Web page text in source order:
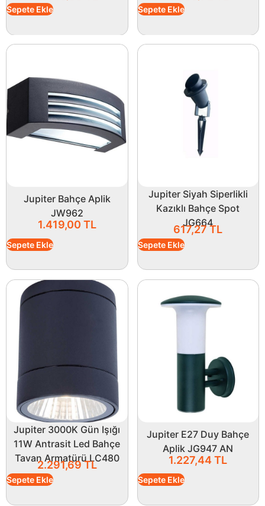
Sepete Ekle Sepete Ekle
Jupiter Bahçe Aplik
JW962
1.419,00 TL
Sepete Ekle
Jupiter Siyah Siperlikli
Kazıklı Bahçe Spot
JG664
617,27 TL
Sepete Ekle
Jupiter 3000K Gün Işığı
11W Antrasit Led Bahçe
Tavan Armatürü LC480
2.291,69TL
Sepete Ekle
Jupiter E27 Duy Bahçe
Aplik JG947 AN
1.227,44TL
Sepete Ekle